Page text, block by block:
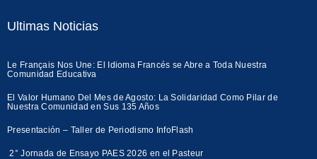
Ultimas Noticias
Le Français Nos Une: El Idioma Francés se Abre a Toda Nuestra
Comunidad Educativa
El Valor Humano Del Mes de Agosto: La Solidaridad Como Pilar de
Nuestra Comunidad en Sus 135 Años
Presentación – Taller de Periodismo InfoFlash
2° Jornada de Ensayo PAES 2026 en el Pasteur